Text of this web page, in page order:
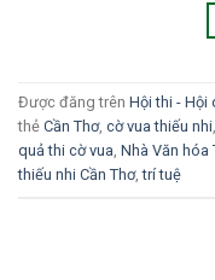
Được đăng trên Hội thi - Hội
thẻ Cần Thơ, cờ vua thiếu nhi,
quả thi cờ vua, Nhà Văn hóa
thiếu nhi Cần Thơ,trí tuệ